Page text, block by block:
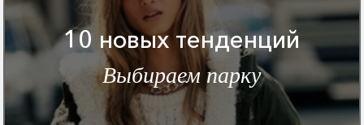
10 новых тенденций
Выбираем парку